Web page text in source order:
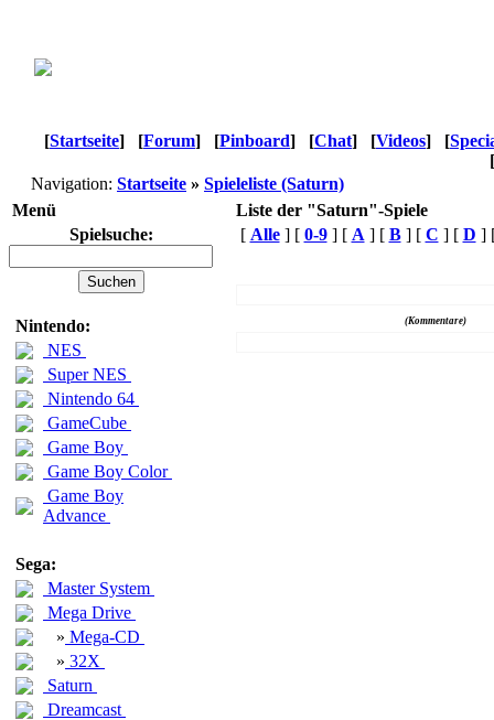
[Startseite] [Forum] [Pinboard] [Chat] [Videos] [
[
Navigation: Startseite » Spieleliste (Saturn)
Menü
Liste der "Saturn"-Spiele
Spielsuche:
Nintendo:
NES
Super NES
Nintendo 64
GameCube
Game Boy
Game Boy Color
Game Boy
Advance
Sega:
Master System
Mega Drive
» Mega-CD
» 32X
Saturn
Dreamcast
[ Alle] [ 0-9] [ A ] [ B] [ C ] [ D ]
(Kommentare)